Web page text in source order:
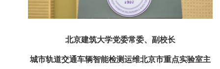
北京建筑大学党委常委、副校长
城市轨道交通车辆智能检测运维北京市重点实验室主